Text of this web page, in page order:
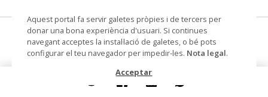
Sitges
gerro
Col·lecció Col. Dr. Jesús Pérez-Rosales
Aquest portal fa servir galetes pròpies i de tercers per
donar una bona experiència d'usuari. Si continues
navegant acceptes la instal·lació de galetes, o bé pots
configurar el teu navegador per impedir-les. Nota legal.
Acceptar